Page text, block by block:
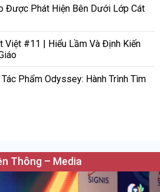
Được Phát Hiện Bên Dưới Lớp Cát
Việt #11 | Hiểu Lầm Và Định Kiến
Phẩm Odyssey: Hành Trình Tìm
Thông – Media